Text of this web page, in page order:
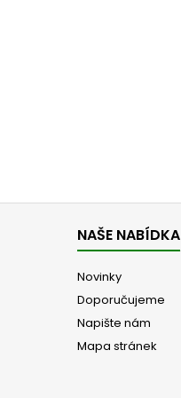
NAŠE NABÍDKA
Novinky
Doporučujeme
Napište nám
Mapa stránek